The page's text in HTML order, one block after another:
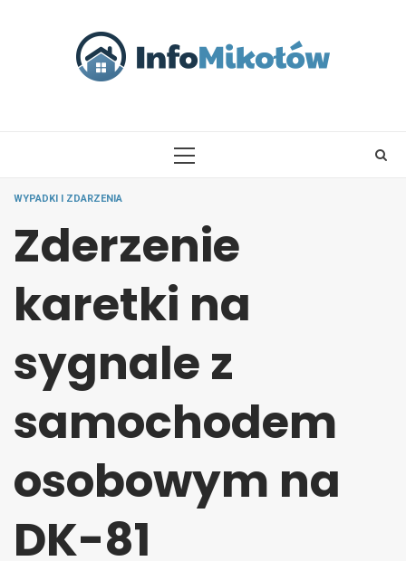
PRIMARY
WYPADKI I ZDARZENIA
Zderzenie
karetki na
sygnale z
samochodem
osobowym na
DK-81